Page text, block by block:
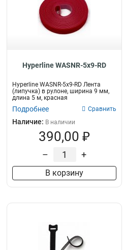
Hyperline WASNR-5x9-RD
Hyperline WASNR-5x9-RD Лента
(липучка) в рулоне, ширина 9 мм,
длина 5 м, красная
Подробнее Сравнить
Наличие: В наличии
390,00 ₽
– +
В корзину